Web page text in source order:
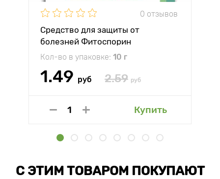
0 отзывов
Средство для защиты от
болезней Фитоспорин
Кол-во в упаковке: 10 г
1.49 руб 2.59 руб
Купить
С ЭТИМ ТОВАРОМ ПОКУПАЮТ